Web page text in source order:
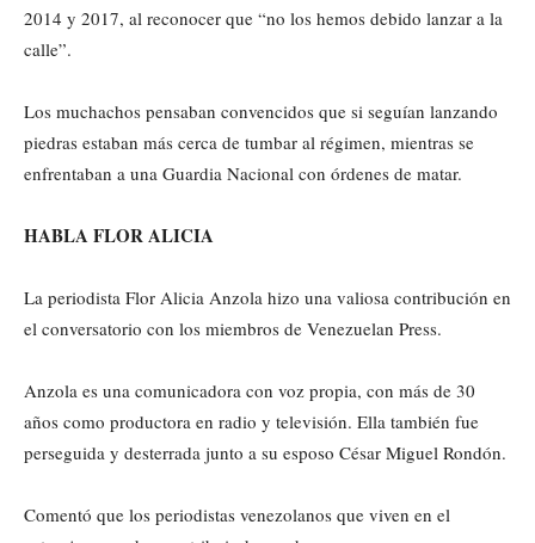
2014 y 2017, al reconocer que “no los hemos debido lanzar a la
calle”.
Los muchachos pensaban convencidos que si seguían lanzando
piedras estaban más cerca de tumbar al régimen, mientras se
enfrentaban a una Guardia Nacional con órdenes de matar.
HABLA FLOR ALICIA
La periodista Flor Alicia Anzola hizo una valiosa contribución en
el conversatorio con los miembros de Venezuelan Press.
Anzola es una comunicadora con voz propia, con más de 30
años como productora en radio y televisión. Ella también fue
perseguida y desterrada junto a su esposo César Miguel Rondón.
Comentó que los periodistas venezolanos que viven en el